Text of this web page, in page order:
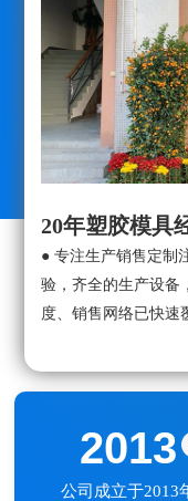
20年塑胶模具
● 专注生产销售定制
验，齐全的生产设备
度、销售网络已快速
2013
公司成立于2013